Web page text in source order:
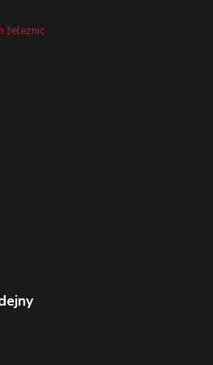
železnic